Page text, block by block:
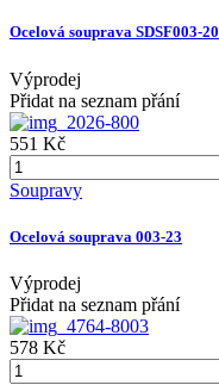
Ocelová souprava SDSF003-20
Výprodej
Přidat na seznam přání
551 Kč
Soupravy
Ocelová souprava 003-23
Výprodej
Přidat na seznam přání
578 Kč